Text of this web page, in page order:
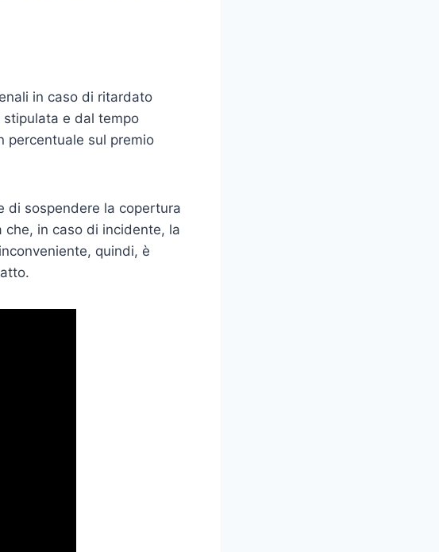
in caso di ritardato
e dal tempo
percentuale sul premio
di sospendere la copertura
in caso di incidente, la
quindi, è